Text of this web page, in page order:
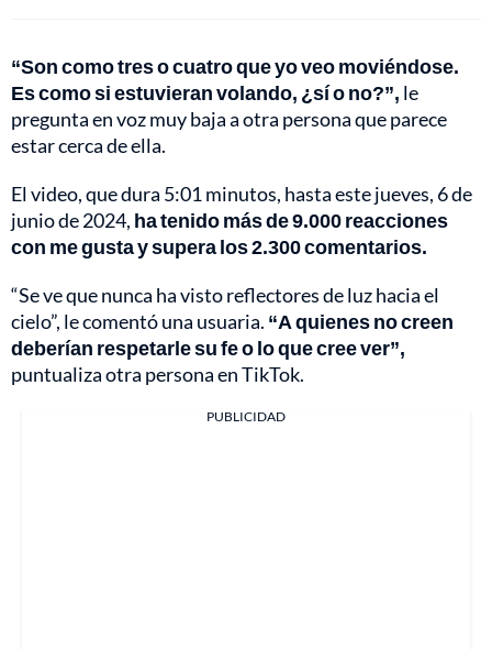
“Son como tres o cuatro que yo veo moviéndose.
Es como si estuvieran volando, ¿sí o no?”, le
pregunta en voz muy baja a otra persona que parece
estar cerca de ella.
El video, que dura 5:01 minutos, hasta este jueves, 6 de
junio de 2024, ha tenido más de 9.000 reacciones
con me gusta y supera los 2.300 comentarios.
“Se ve que nunca ha visto reflectores de luz hacia el
cielo”, le comentó una usuaria. “A quienes no creen
deberían respetarle su fe o lo que cree ver”,
puntualiza otra persona en TikTok.
PUBLICIDAD